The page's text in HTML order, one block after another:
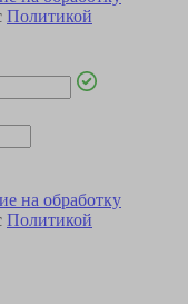
Политикой
на обработку
Политикой